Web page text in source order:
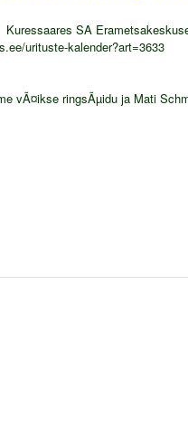
SA
urituste-kalender?art=3633
vÃ¤ikse ringsÃµidu ja Mati